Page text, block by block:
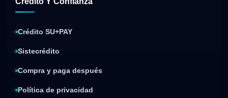
Crédito SU+PAY
Sistecrédito
Compra y paga después
Política de privacidad